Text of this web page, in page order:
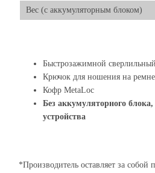
Вес (с аккумуляторным блоком)
Быстрозажимной
Крючок для ношения на ремне
Кофр MetaLoc
Без аккумуляторного блока,
устройства
*Производитель оставляет за собой